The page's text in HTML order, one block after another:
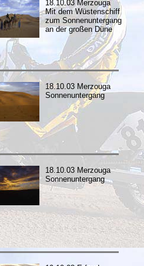
18.10.03 Merzouga
Mit dem Wüstenschiff
zum Sonnenuntergang
an der großen Düne
18.10.03 Merzouga
Sonnenuntergang
18.10.03 Merzouga
Sonnenuntergang